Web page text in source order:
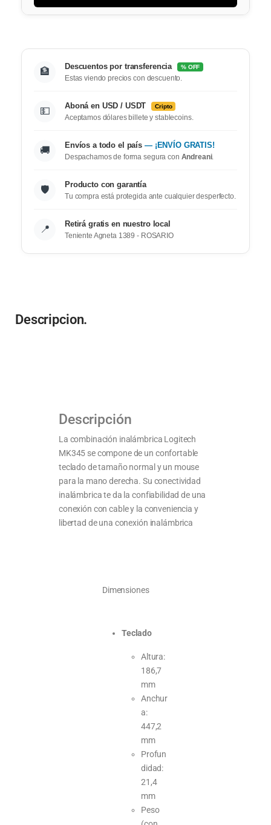
🏦 Descuentos por transferencia % OFF
Estas viendo precios con descuento.
💵 Aboná en USD / USDT Cripto
Aceptamos dólares billete y stablecoins.
🚚 Envíos a todo el país — ¡ENVÍO GRATIS!
Despachamos de forma segura con Andreani.
🛡️ Producto con garantía
Tu compra está protegida ante cualquier desperfecto.
📍 Retirá gratis en nuestro local
Teniente Agneta 1389 - ROSARIO
Descripcion.
Descripción
La combinación inalámbrica Logitech
MK345 se compone de un confortable
teclado de tamaño normal y un mouse
para la mano derecha. Su conectividad
inalámbrica te da la confiabilidad de una
conexión con cable y la conveniencia y
libertad de una conexión inalámbrica
Dimensiones
Teclado
Altura:
186,7
mm
Anchur
a:
447,2
mm
Profun
didad:
21,4
mm
Peso